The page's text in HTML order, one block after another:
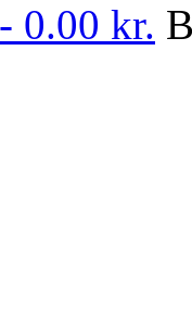
0.00 kr.